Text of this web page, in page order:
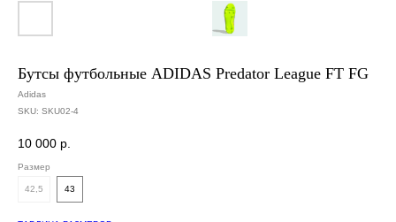
Бутсы футбольные ADIDAS Predator League FT FG
Adidas
SKU: SKU02-4
10 000 р.
Размер
42,5 43